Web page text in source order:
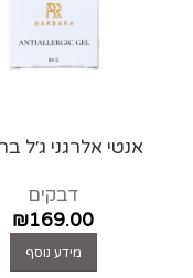
אנטי אלרגני ג׳ל
דבקים
₪169.00
מידע נוסף